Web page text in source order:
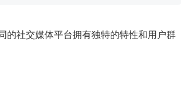
的社交媒体平台拥有独特的特性和用户群